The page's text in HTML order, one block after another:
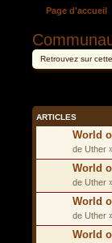
Page d'accueil
Retrouvez sur
ARTICLES
World
de Uther
World
de Uther
World
de Uther
World